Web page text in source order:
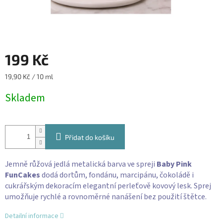
199 Kč
Měrná
19,90 Kč / 10 ml
Skladem
Přidat do košíku
Jemně růžová jedlá metalická barva ve spreji Baby Pink
FunCakesdodá dortům, fondánu, marcipánu, čokoládě i
cukrářským dekoracím elegantní perleťově kovový lesk. Sprej
umožňuje rychlé a rovnoměrné nanášení bez použití štětce.
Detailní informace